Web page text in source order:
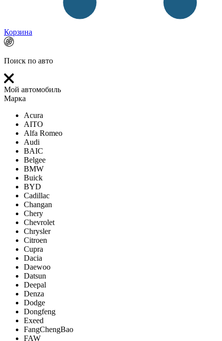
Корзина
Поиск по авто
Мой автомобиль
Марка
Acura
AITO
Alfa Romeo
Audi
BAIC
Belgee
BMW
Buick
BYD
Cadillac
Changan
Chery
Chevrolet
Chrysler
Citroen
Cupra
Dacia
Daewoo
Datsun
Deepal
Denza
Dodge
Dongfeng
Exeed
FangChengBao
FAW